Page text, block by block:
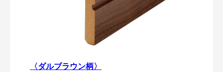
〈ダルブラウン柄〉